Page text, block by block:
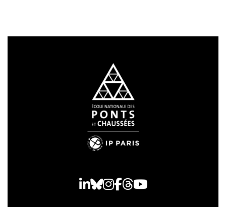
LinkedIn
Bluesky
Instagram
Facebook
Threads
Youtube